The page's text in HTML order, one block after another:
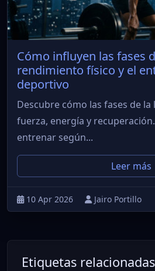
Cómo influyen las fases
rendimiento físico y el
deportivo
Descubre cómo las fases de
fuerza, energía y
entrenar según...
Leer más
10 Apr 2026 Jairo Portillo
Etiquetas relacionadas